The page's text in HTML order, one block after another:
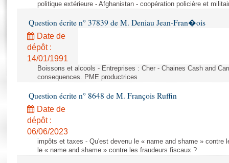
Rapports d'information
Rapports d'enquête
Rapports législatifs
Baromètre de l’application des lois
Dossiers législatifs
Budget et sécurité sociale
Questions écrites et orales
Comptes rendus des débats
Anciennes législatures
Liens vers les sites publics
politique extérieure - Afghanistan - coopération policière et
Question écrite n° 37839 de M. Deniau Jean-Fran�ois
Date de
dépôt :
14/01/1991
Boissons et alcools - Entreprises : Cher - Chaines Cash and
consequences. PME productrices
Question écrite n° 8648 de M. François Ruffin
Date de
dépôt :
06/06/2023
impôts et taxes - Qu'est devenu le « name and shame » contre
le « name and shame » contre les fraudeurs fiscaux ?